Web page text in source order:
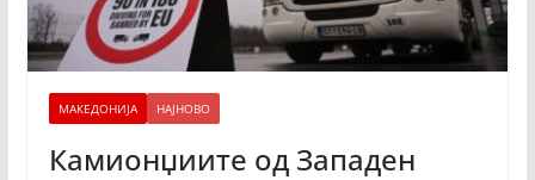
МАКЕДОНИЈА НАЈНОВО
Камионџиите од Западен